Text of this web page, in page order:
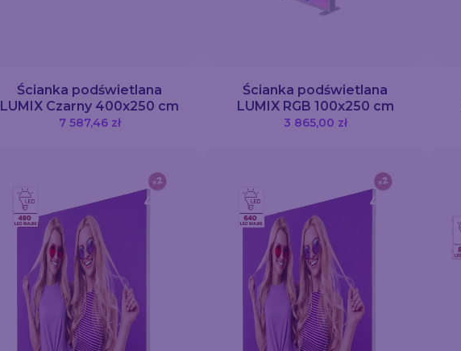
Ścianka podświetlana
LUMIX Czarny 400x250 cm
7 587,46 zł
Ścianka podświetlana
LUMIX RGB 100x250 cm
3 865,00 zł